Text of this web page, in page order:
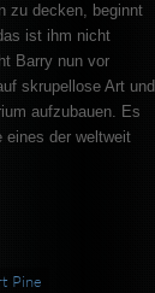
zu decken, beginnt
ist ihm nicht
Barry nun vor
skrupellose Art und
aufzubauen. Es
eines der weltweit
Pine